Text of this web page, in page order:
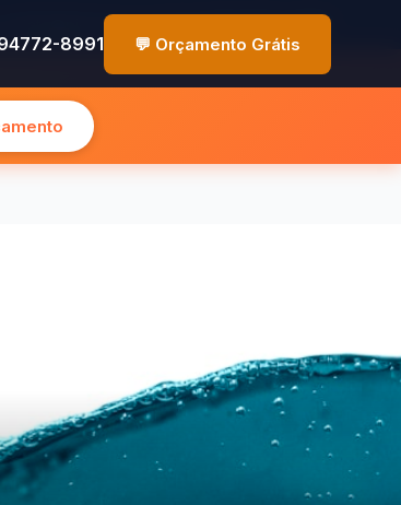
📞 (11) 94772-8991
94772-8991 💬 Orçamento Grátis